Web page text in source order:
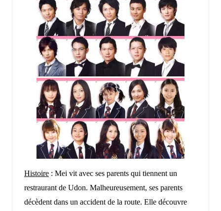
Histoire : Mei vit avec ses parents qui tiennent un
restraurant de Udon. Malheureusement, ses parents
décèdent dans un accident de la route. Elle découvre